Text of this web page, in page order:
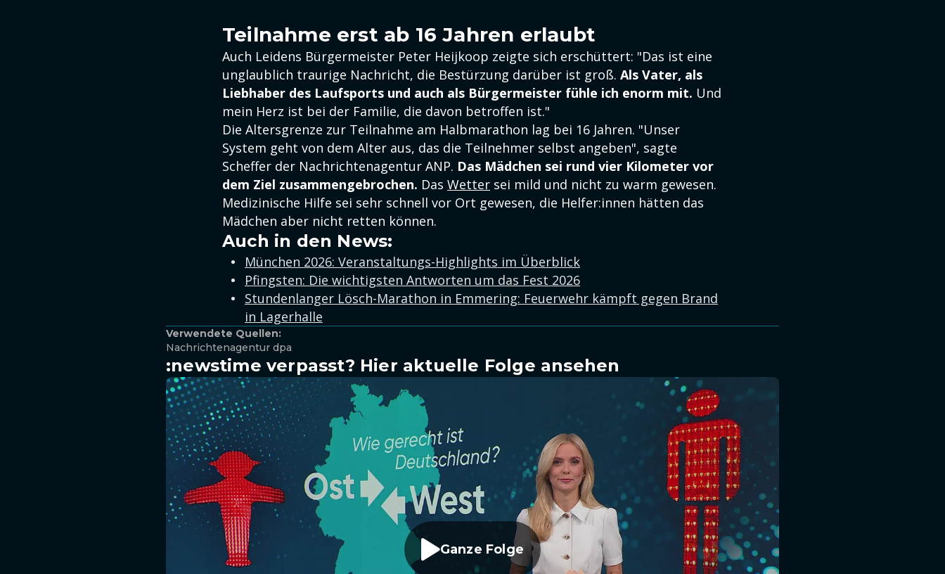
Teilnahme erst ab 16 Jahren erlaubt
Auch Leidens Bürgermeister Peter Heijkoop zeigte sich erschüttert: "Das ist eine
unglaublich traurige Nachricht, die Bestürzung darüber ist groß. Als Vater, als
Liebhaber des Laufsports und auch als Bürgermeister fühle ich enorm mit. Und
mein Herz ist bei der Familie, die davon betroffen ist."
Die Altersgrenze zur Teilnahme am Halbmarathon lag bei 16 Jahren. "Unser
System geht von dem Alter aus, das die Teilnehmer selbst angeben", sagte
Scheffer der Nachrichtenagentur ANP. Das Mädchen sei rund vier Kilometer vor
dem Ziel zusammengebrochen. Das Wetter sei mild und nicht zu warm gewesen.
Medizinische Hilfe sei sehr schnell vor Ort gewesen, die Helfer:innen hätten das
Mädchen aber nicht retten können.
Auch in den News:
München 2026: Veranstaltungs-Highlights im Überblick
Pfingsten: Die wichtigsten Antworten um das Fest 2026
Stundenlanger Lösch-Marathon in Emmering: Feuerwehr kämpft gegen Brand
in Lagerhalle
Verwendete Quellen:
Nachrichtenagentur dpa
:newstime verpasst? Hier aktuelle Folge ansehen
Ganze Folge